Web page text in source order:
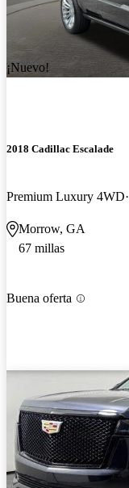
¡Nuevo!
2018 Cadillac Escalade
Premium Luxury 4WD
Morrow, GA
67 millas
Buena oferta